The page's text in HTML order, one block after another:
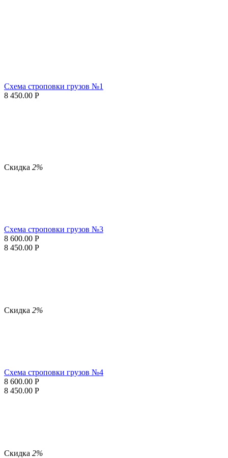
Схема строповки грузов №1
8 450.00 Р
Скидка 2%
Схема строповки грузов №3
8 600.00 Р
8 450.00 Р
Скидка 2%
Схема строповки грузов №4
8 600.00 Р
8 450.00 Р
Скидка 2%